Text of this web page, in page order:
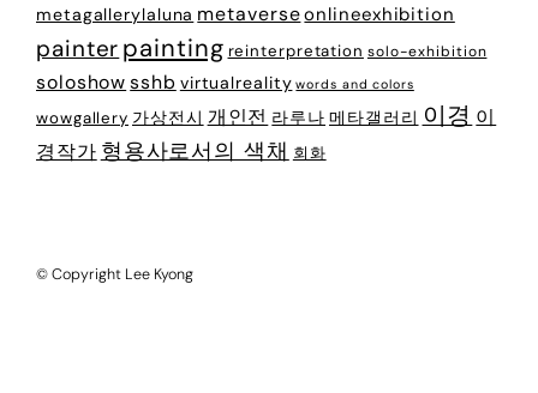
metagallerylaluna metaverseonlineexhibition
painter painting reinterpretation solo-exhibition
soloshow sshb virtualreality words and colors
wowgallery 가상전시 개인전 라루나 메타갤러리 이경 이
경작가 형용사로서의 색채 회화
© Copyright Lee Kyong